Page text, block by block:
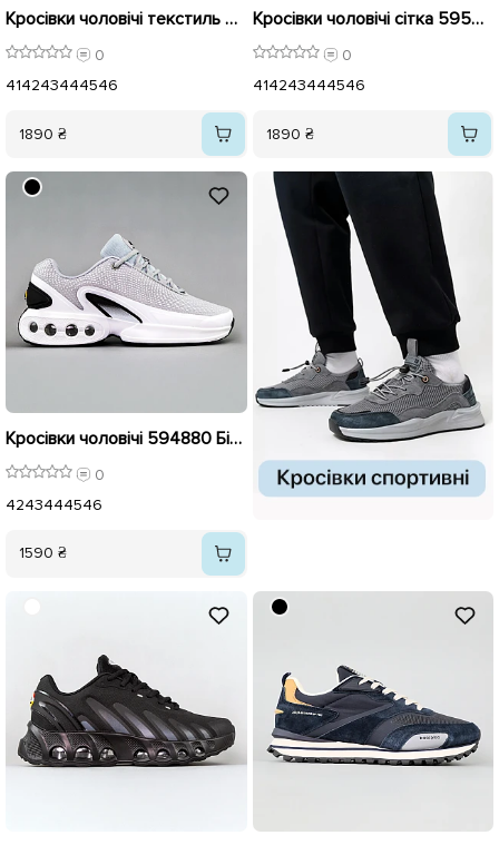
Кросівки чоловічі текстиль 595631 Чорний
0
414243444546
1890 ₴
Кросівки чоловічі сітка 595637 Коричневі
0
414243444546
1890 ₴
Кросівки чоловічі 594880 Білі з сірим
0
4243444546
1590 ₴